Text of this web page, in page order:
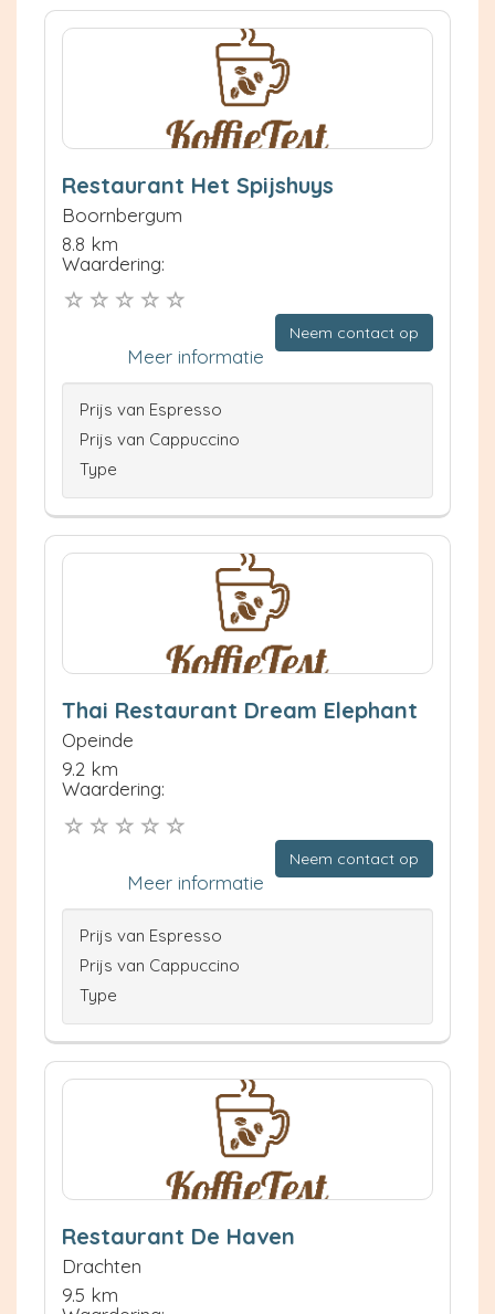
Restaurant Het Spijshuys
Boornbergum
8.8 km
Waardering:
Neem contact op
Meer informatie
Prijs van Espresso
Prijs van Cappuccino
Type
Thai Restaurant Dream Elephant
Opeinde
9.2 km
Waardering:
Neem contact op
Meer informatie
Prijs van Espresso
Prijs van Cappuccino
Type
Restaurant De Haven
Drachten
9.5 km